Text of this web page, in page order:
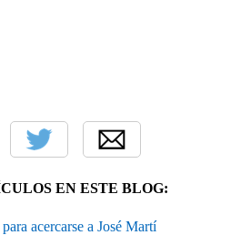
EN ESTE BLOG:
acercarse a José Martí